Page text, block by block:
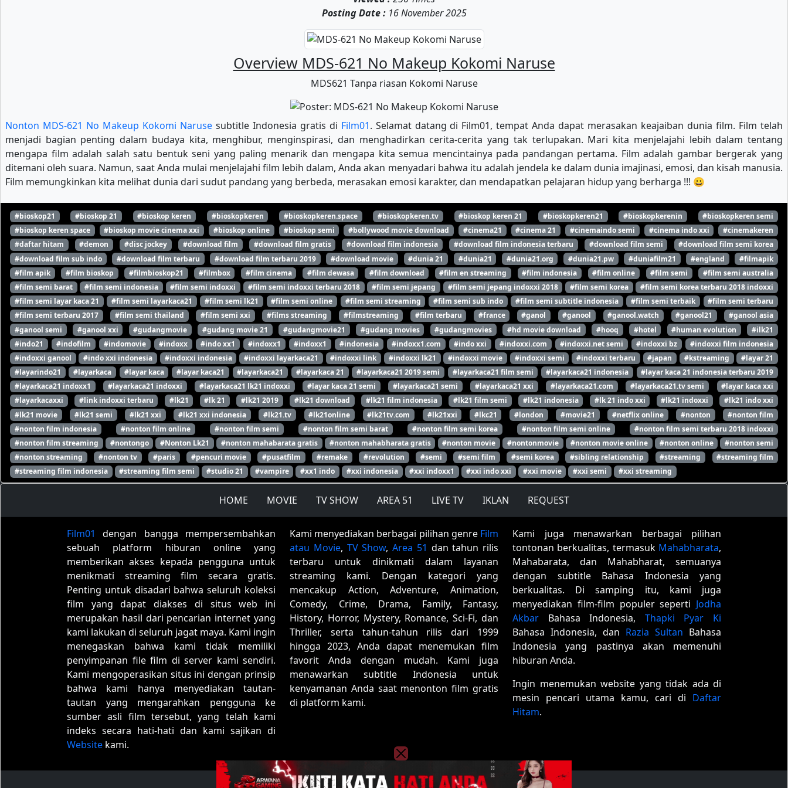
Posting Date :16 November 2025
Overview MDS-621 No Makeup Kokomi Naruse
MDS621 Tanpa riasan Kokomi Naruse
Nonton MDS-621 No Makeup Kokomi Narusesubtitle Indonesia gratis di Film01. Selamat datang di Film01, tempat Anda dapat merasakan keajaiban dunia film. Film telah
menjadi bagian penting dalam budaya kita, menghibur, menginspirasi, dan menghadirkan cerita-cerita yang tak terlupakan. Mari kita menjelajahi lebih dalam tentang
mengapa film adalah salah satu bentuk seni yang paling menarik dan mengapa kita semua mencintainya pada pandangan pertama. Film adalah gambar bergerak yang
ditemani oleh suara. Namun, saat Anda mulai menjelajahi film lebih dalam, Anda akan menyadari bahwa itu adalah jendela ke dalam dunia imajinasi, emosi, dan kisah manusia.
Film memungkinkan kita melihat dunia dari sudut pandang yang berbeda, merasakan emosi karakter, dan mendapatkan pelajaran hidup yang berharga !!! 😀
#bioskop21 #bioskop 21 #bioskop keren #bioskopkeren #bioskopkeren.space #bioskopkeren.tv #bioskop keren 21 #bioskopkeren21 #bioskopkerenin
#bioskopkeren semi
#bioskop keren space
#bioskop movie cinema xxi #bioskop online #bioskop semi #bollywood movie download #cinema21 #cinema 21 #cinemaindo semi #cinema indo xxi
#cinemakeren
#daftar hitam
#demon #disc jockey #download film #download film gratis #download film indonesia #download film indonesia terbaru #download film semi
#download film semi korea
#download film sub indo
#download film terbaru #download film terbaru 2019 #download movie #dunia 21 #dunia21 #dunia21.org #dunia21.pw #duniafilm21 #england
#filmapik
#film apik
#film bioskop #filmbioskop21 #filmbox #film cinema #film dewasa #film download #film en streaming #film indonesia #film online #film semi
#film semi australia
#film semi barat
#film semi indonesia #film semi indoxxi #film semi indoxxi terbaru 2018 #film semi jepang #film semi jepang indoxxi 2018 #film semi korea
#film semi korea terbaru 2018 indoxxi
#film semi layar kaca 21
#film semi layarkaca21 #film semi lk21 #film semi online #film semi streaming #film semi sub indo #film semi subtitle indonesia #film semi terbaik
#film semi terbaru
#film semi terbaru 2017
#film semi thailand #film semi xxi #films streaming #filmstreaming #film terbaru #france #ganol #ganool #ganool.watch #ganool21
#ganool asia
#ganool semi
#ganool xxi #gudangmovie #gudang movie 21 #gudangmovie21 #gudang movies #gudangmovies #hd movie download #hooq #hotel #human evolution
#ilk21
#indo21
#indofilm #indomovie #indoxx #indo xx1 #indoxx1 #indoxx1 #indonesia #indoxx1.com #indo xxi #indoxxi.com #indoxxi.net semi #indoxxi bz
#indoxxi film indonesia
#indoxxi ganool
#indo xxi indonesia #indoxxi indonesia #indoxxi layarkaca21 #indoxxi link #indoxxi lk21 #indoxxi movie #indoxxi semi #indoxxi terbaru #japan #kstreaming
#layar 21
#layarindo21
#layarkaca #layar kaca #layar kaca21 #layarkaca21 #layarkaca 21 #layarkaca21 2019 semi #layarkaca21 film semi #layarkaca21 indonesia
#layar kaca 21 indonesia terbaru 2019
#layarkaca21 indoxx1
#layarkaca21 indoxxi #layarkaca21 lk21 indoxxi #layar kaca 21 semi #layarkaca21 semi #layarkaca21 xxi #layarkaca21.com #layarkaca21.tv semi
#layar kaca xxi
#layarkacaxxi
#link indoxxi terbaru #lk21 #lk 21 #lk21 2019 #lk21 download #lk21 film indonesia #lk21 film semi #lk21 indonesia #lk 21 indo xxi #lk21 indoxxi
#lk21 indo xxi
#lk21 movie
#lk21 semi #lk21 xxi #lk21 xxi indonesia #lk21.tv #lk21online #lk21tv.com #lk21xxi #lkc21 #london #movie21 #netflix online #nonton
#nonton film
#nonton film indonesia
#nonton film online #nonton film semi #nonton film semi barat #nonton film semi korea #nonton film semi online
#nonton film semi terbaru 2018 indoxxi
#nonton film streaming
#nontongo #Nonton Lk21 #nonton mahabarata gratis #nonton mahabharata gratis #nonton movie #nontonmovie #nonton movie online #nonton online
#nonton semi
#nonton streaming
#nonton tv #paris #pencuri movie #pusatfilm #remake #revolution #semi #semi film #semi korea #sibling relationship #streaming
#streaming film
#streaming film indonesia
#streaming film semi #studio 21 #vampire #xx1 indo #xxi indonesia #xxi indoxx1 #xxi indo xxi #xxi movie #xxi semi #xxi streaming
HOME MOVIE TV SHOW AREA 51 LIVE TV IKLAN REQUEST
Film01
dengan bangga mempersembahkan
sebuah platform hiburan online yang
memberikan akses kepada pengguna untuk
menikmati streaming film secara gratis.
Penting untuk disadari bahwa seluruh koleksi
film yang dapat diakses di situs web ini
merupakan hasil dari pencarian internet yang
kami lakukan di seluruh jagat maya. Kami ingin
menegaskan bahwa kami tidak memiliki
penyimpanan file film di server kami sendiri.
Kami mengoperasikan situs ini dengan prinsip
bahwa kami hanya menyediakan tautan-
tautan yang mengarahkan pengguna ke
sumber asli film tersebut, yang telah kami
indeks secara hati-hati dan kami sajikan di
Website kami.
Kami menyediakan berbagai pilihan genre Film
atau Movie, TV Show, Area 51 dan tahun rilis
terbaru untuk dinikmati dalam layanan
streaming kami. Dengan kategori yang
mencakup Action, Adventure, Animation,
Comedy, Crime, Drama, Family, Fantasy,
History, Horror, Mystery, Romance, Sci-Fi, dan
Thriller, serta tahun-tahun rilis dari 1999
hingga 2023, Anda dapat menemukan film
favorit Anda dengan mudah. Kami juga
menawarkan subtitle Indonesia untuk
kenyamanan Anda saat menonton film gratis
di platform kami.
Kami juga menawarkan berbagai pilihan
tontonan berkualitas, termasuk Mahabharata,
Mahabarata, dan Mahabharat, semuanya
dengan subtitle Bahasa Indonesia yang
berkualitas. Di samping itu, kami juga
menyediakan film-film populer seperti Jodha
Akbar Bahasa Indonesia, Thapki Pyar Ki
Bahasa Indonesia, dan Razia Sultan Bahasa
Indonesia yang pastinya akan memenuhi
hiburan Anda.
Ingin menemukan website yang tidak ada di
mesin pencari utama kamu, cari di Daftar
Hitam.
Copyright © 2020 - 2026 Film01| All rights reserved